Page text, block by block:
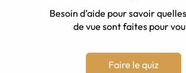
Besoin d’aide pour savoir
de vue sont faites pour
Faire le quiz